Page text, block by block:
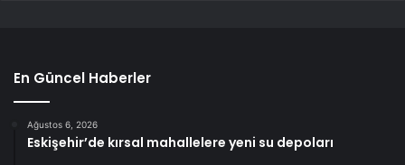
En Güncel Haberler
Ağustos 6, 2026
Eskişehir’de kırsal mahallelere yeni su depoları